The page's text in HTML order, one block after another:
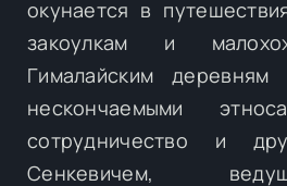
окунается в
закоулкам и
Гималайским
нескончаемыми
сотрудничество и
Сенкевичем,